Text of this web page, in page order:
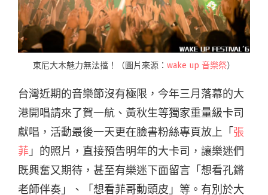
東尼大木魅力無法擋！（圖片來源： wake up 音樂祭）
台灣近期的音樂節沒有極限，今年三月落幕的大
港開唱請來了賀一航、黃秋生等獨家重量級卡司
獻唱，活動最後一天更在臉書粉絲專頁放上「 張
菲 」的照片，直接預告明年的大卡司，讓樂迷們
既興奮又期待，甚至有樂迷下面留言「想看孔鏘
老師伴奏」、「想看菲哥動頭皮」等。有別於大